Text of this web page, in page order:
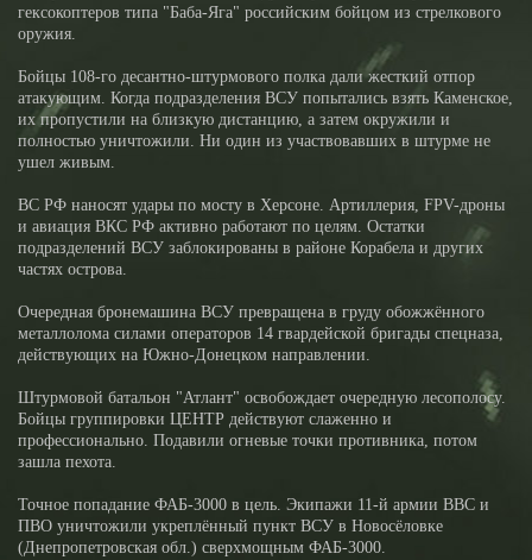
гексокоптеров типа "Баба-Яга" российским бойцом из стрелкового
оружия.
Бойцы 108-го десантно-штурмового полка дали жесткий отпор
атакующим. Когда подразделения ВСУ попытались взять Каменское,
их пропустили на близкую дистанцию, а затем окружили и
полностью уничтожили. Ни один из участвовавших в штурме не
ушел живым.
ВС РФ наносят удары по мосту в Херсоне. Артиллерия, FPV-дроны
и авиация ВКС РФ активно работают по целям. Остатки
подразделений ВСУ заблокированы в районе Корабела и других
частях острова.
Очередная бронемашина ВСУ превращена в груду обожжённого
металлолома силами операторов 14 гвардейской бригады спецназа,
действующих на Южно-Донецком направлении.
Штурмовой батальон "Атлант" освобождает очередную лесополосу.
Бойцы группировки ЦЕНТР действуют слаженно и
профессионально. Подавили огневые точки противника, потом
зашла пехота.
Точное попадание ФАБ-3000 в цель. Экипажи 11-й армии ВВС и
ПВО уничтожили укреплённый пункт ВСУ в Новосёловке
(Днепропетровская обл.) сверхмощным ФАБ-3000.